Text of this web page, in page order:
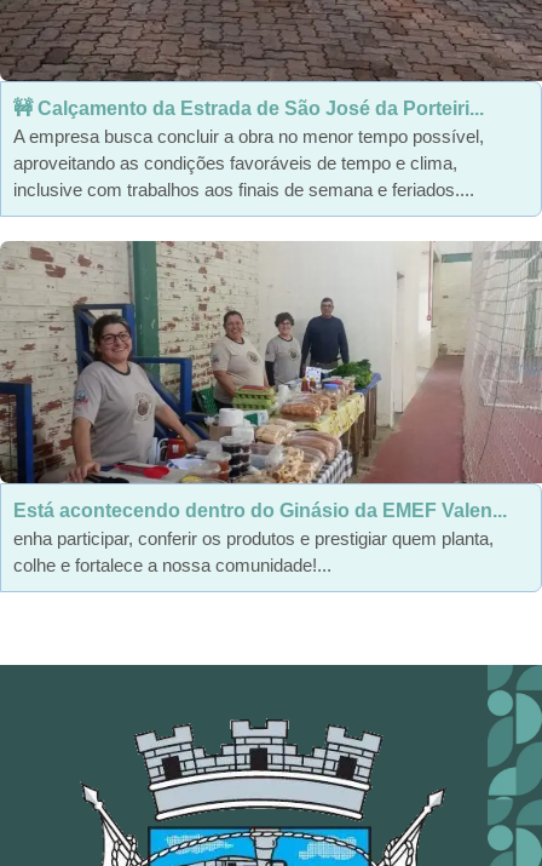
🚧 Calçamento da Estrada de São José da Porteiri...
A empresa busca concluir a obra no menor tempo possível,
aproveitando as condições favoráveis de tempo e clima,
inclusive com trabalhos aos finais de semana e feriados....
Está acontecendo dentro do Ginásio da EMEF Valen...
enha participar, conferir os produtos e prestigiar quem planta,
colhe e fortalece a nossa comunidade!...